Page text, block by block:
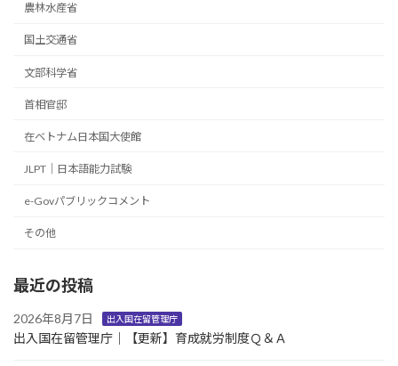
農林水産省
国土交通省
文部科学省
首相官邸
在ベトナム日本国大使館
JLPT｜日本語能力試験
e-Govパブリックコメント
その他
最近の投稿
2026年8月7日 出入国在留管理庁
出入国在留管理庁｜【更新】育成就労制度Ｑ＆Ａ